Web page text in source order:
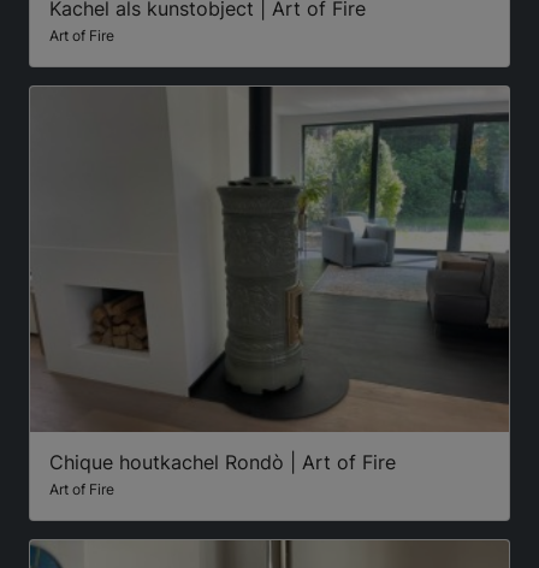
Kachel als kunstobject | Art of Fire
Art of Fire
Chique houtkachel Rondò | Art of Fire
Art of Fire